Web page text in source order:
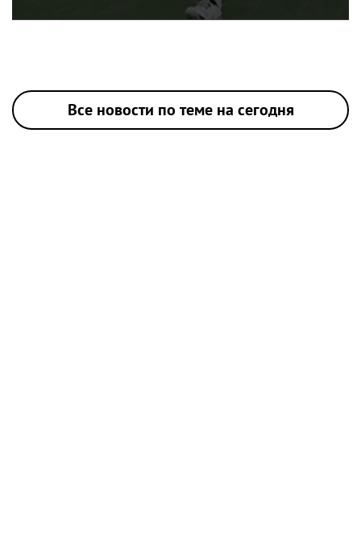
Все новости по теме на сегодня